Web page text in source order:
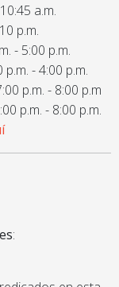
a.m.
p.m.
- 5:00 p.m.
- 4:00 p.m.
p.m. - 8:00 p.m
p.m. - 8:00 p.m.
: